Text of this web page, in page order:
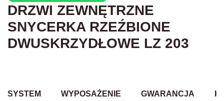
DRZWI ZEWNĘTRZNE
SNYCERKA RZEŹBIONE
DWUSKRZYDŁOWE LZ 203
SYSTEM
WYPOSAŻENIE GWARANCJA